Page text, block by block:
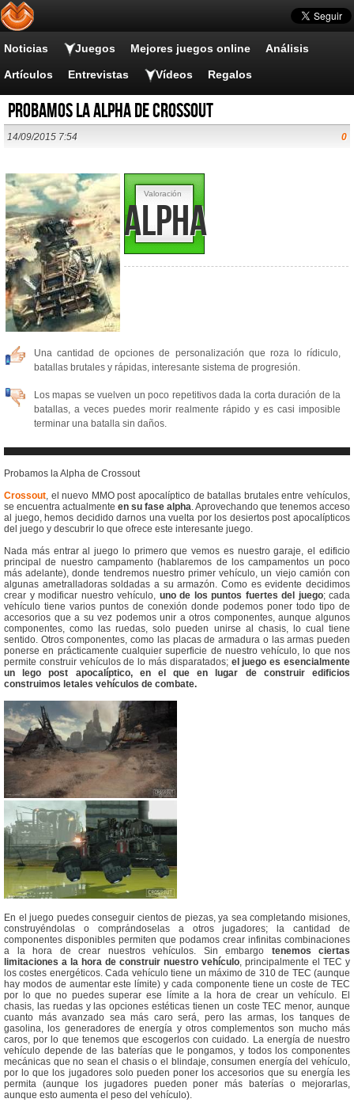
Noticias Juegos Mejores juegos online Análisis
Artículos Entrevistas Vídeos Regalos
Probamos la Alpha de Crossout
14/09/2015 7:54 0
Alpha
Valoración
Una cantidad de opciones de personalización que roza lo rídiculo,
batallas brutales y rápidas, interesante sistema de progresión.
Los mapas se vuelven un poco repetitivos dada la corta duración de la
batallas, a veces puedes morir realmente rápido y es casi imposible
terminar una batalla sin daños.
Probamos la Alpha de Crossout
Crossout, el nuevo MMO post apocalíptico de batallas brutales entre vehículos,
se encuentra actualmente en su fase alpha. Aprovechando que tenemos acceso
al juego, hemos decidido darnos una vuelta por los desiertos post apocalípticos
del juego y descubrir lo que ofrece este interesante juego.
Nada más entrar al juego lo primero que vemos es nuestro garaje, el edificio
principal de nuestro campamento (hablaremos de los campamentos un poco
más adelante), donde tendremos nuestro primer vehículo, un viejo camión con
algunas ametralladoras soldadas a su armazón. Como es evidente decidimos
crear y modificar nuestro vehículo, uno de los puntos fuertes del juego; cada
vehículo tiene varios puntos de conexión donde podemos poner todo tipo de
accesorios que a su vez podemos unir a otros componentes, aunque algunos
componentes, como las ruedas, solo pueden unirse al chasis, lo cual tiene
sentido. Otros componentes, como las placas de armadura o las armas pueden
ponerse en prácticamente cualquier superficie de nuestro vehículo, lo que nos
permite construir vehículos de lo más disparatados; el juego es esencialmente
un lego post apocalíptico, en el que en lugar de construir edificios
construimos letales vehículos de combate.
En el juego puedes conseguir cientos de piezas, ya sea completando misiones,
construyéndolas o comprándoselas a otros jugadores; la cantidad de
componentes disponibles permiten que podamos crear infinitas combinaciones
a la hora de crear nuestros vehículos. Sin embargo tenemos ciertas
limitaciones a la hora de construir nuestro vehículo , principalmente el TEC y
los costes energéticos. Cada vehículo tiene un máximo de 310 de TEC (aunque
hay modos de aumentar este límite) y cada componente tiene un coste de TEC
por lo que no puedes superar ese límite a la hora de crear un vehículo. El
chasis, las ruedas y las opciones estéticas tienen un coste TEC menor, aunque
cuanto más avanzado sea más caro será, pero las armas, los tanques de
gasolina, los generadores de energía y otros complementos son mucho más
caros, por lo que tenemos que escogerlos con cuidado. La energía de nuestro
vehículo depende de las baterías que le pongamos, y todos los componentes
mecánicas que no sean el chasis o el blindaje, consumen energía del vehículo,
por lo que los jugadores solo pueden poner los accesorios que su energía les
permita (aunque los jugadores pueden poner más baterías o mejorarlas,
aunque esto aumenta el peso del vehículo).